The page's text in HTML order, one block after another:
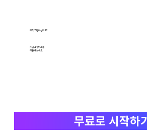
지금 소셜비즈를
이용해 보세요.
아직 고민이신가요?
무료로 시작하기